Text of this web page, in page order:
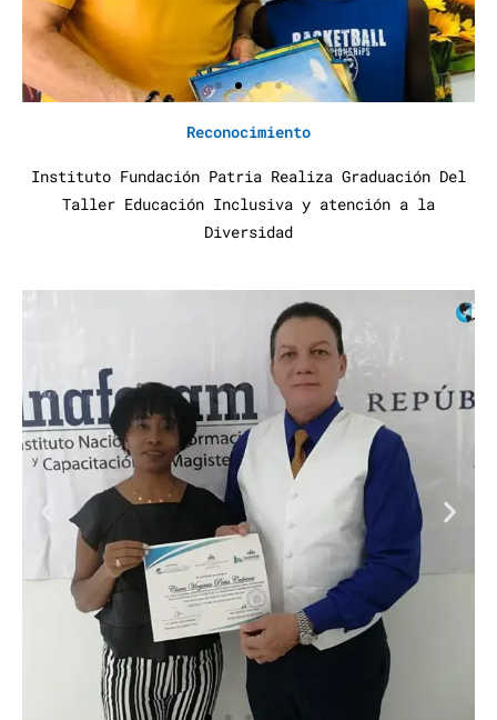
Reconocimiento
Instituto Fundación Patria Realiza Graduación Del
Taller Educación Inclusiva y atención a la
Diversidad